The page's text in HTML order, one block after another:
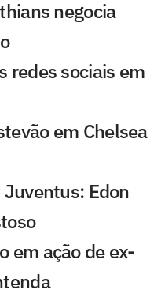
negocia
redes sociais em
em Chelsea
Edon
em ação de ex-